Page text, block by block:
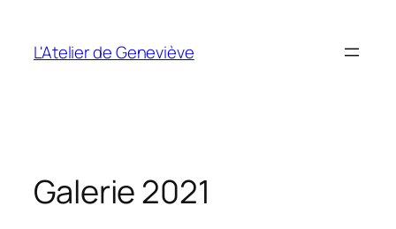
contenu
L'Atelier de Geneviève
Galerie 2021